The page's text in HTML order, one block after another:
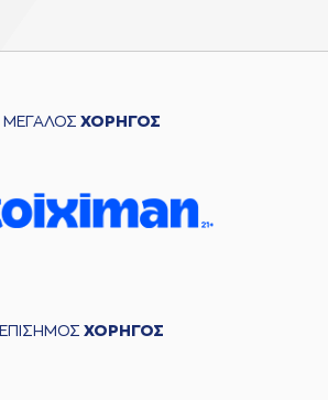
ΜΕΓΑΛΟΣ ΧΟΡΗΓΟΣ
ΕΠΙΣΗΜΟΣ ΧΟΡΗΓΟΣ